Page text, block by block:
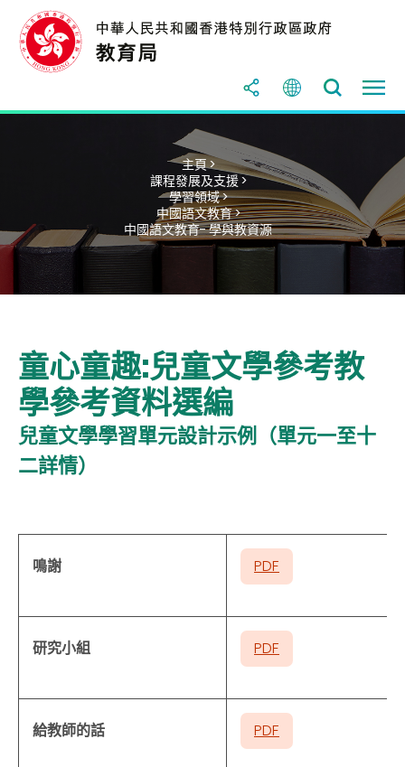
主頁 >
課程發展及支援 >
學習領域 >
中國語文教育 >
中國語文教育- 學與教資源
童心童趣:兒童文學參考教
學參考資料選編
兒童文學學習單元設計示例（單元一至十
二詳情）
鳴謝 PDF
研究小組 PDF
給教師的話 PDF